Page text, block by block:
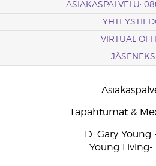
ASIAKASPALVELU:
VIRTUAL
JÄSENEKSI
Tapahtumat &
D. Gary Young
Young Living-